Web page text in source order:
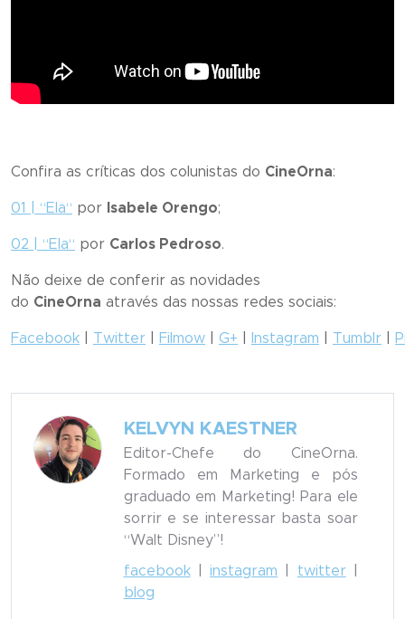
Confira as críticas dos colunistas do CineOrna:
01 | “Ela“ por Isabele Orengo;
02 | “Ela“ por Carlos Pedroso.
Não deixe de conferir as novidades
do CineOrna através das nossas redes sociais:
Facebook Twitter Filmow G+ Instagram Tumblr
KELVYN KAESTNER
Editor-Chefe do CineOrna.
Formado em Marketing e pós
graduado em Marketing! Para ele
sorrir e se interessar basta soar
“Walt Disney”!
facebook|instagram twitter|
blog